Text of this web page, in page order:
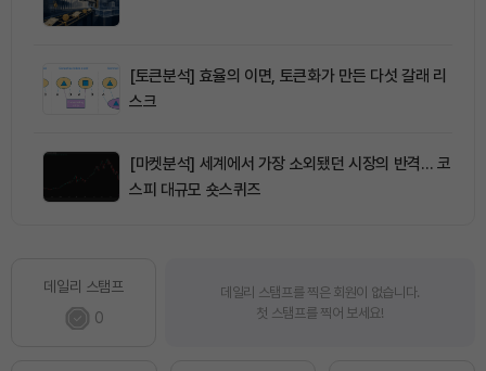
[토큰분석] 효율의 이면, 토큰화가 만든 다섯 갈래 리
스크
[마켓분석] 세계에서 가장 소외됐던 시장의 반격… 코
스피 대규모 숏스퀴즈
데일리 스탬프
0
데일리 스탬프를 찍은 회원이 없습니다.
첫 스탬프를 찍어 보세요!